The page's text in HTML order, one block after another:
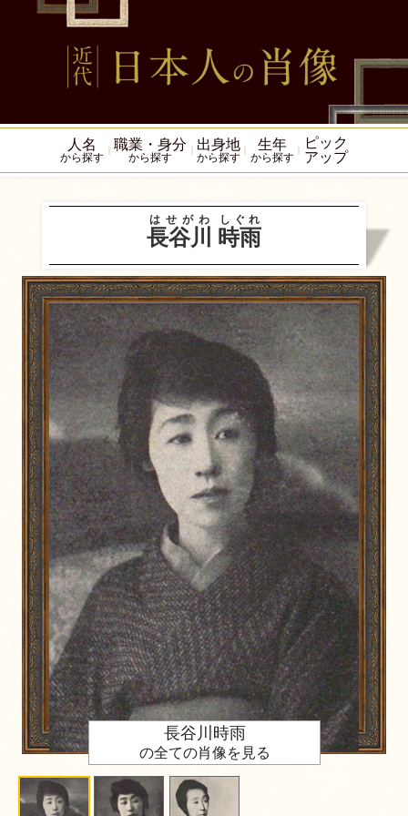
人名
から探す
職業・身分
から探す
出身地
から探す
生年
から探す
ピック
アップ
長谷川
はせがわ
時雨
しぐれ
長谷川時雨
の全ての肖像を見る